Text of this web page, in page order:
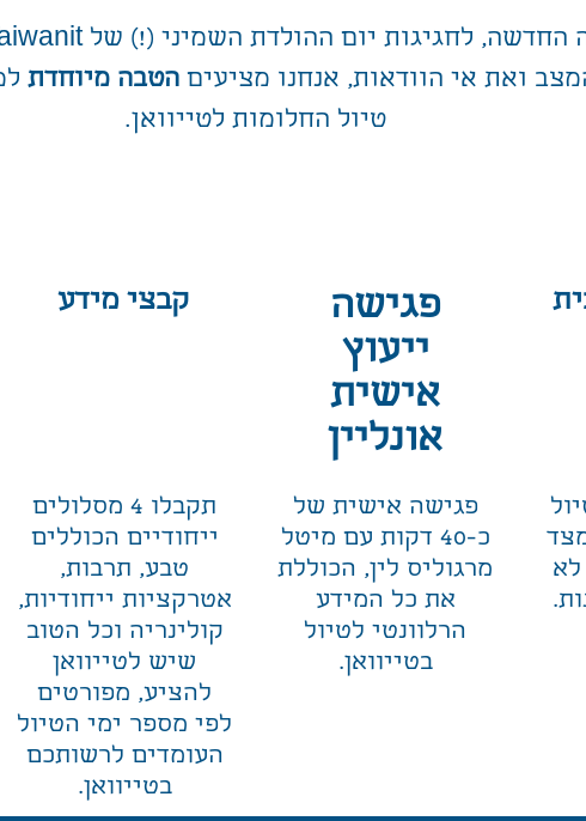
ואת אי הוודאות, אנחנו מציעיםהטבה מיוחדת
טיול החלומות לטייוואן.
פגישה
ייעוץ
אישית
אונליין
קבצי מידע
לא
פגישה אישית של
כ-40 דקות עם מיטל
מרגוליס לין, הכוללת
את כל המידע
הרלוונטי לטיול
בטייוואן.
תקבלו 4 מסלולים
ייחודיים הכוללים
טבע, תרבות,
אטרקציות ייחודיות,
קולינריה וכל הטוב
שיש לטייוואן
להציע, מפורטים
לפי מספר ימי הטיול
העומדים לרשותכם
בטייוואן.